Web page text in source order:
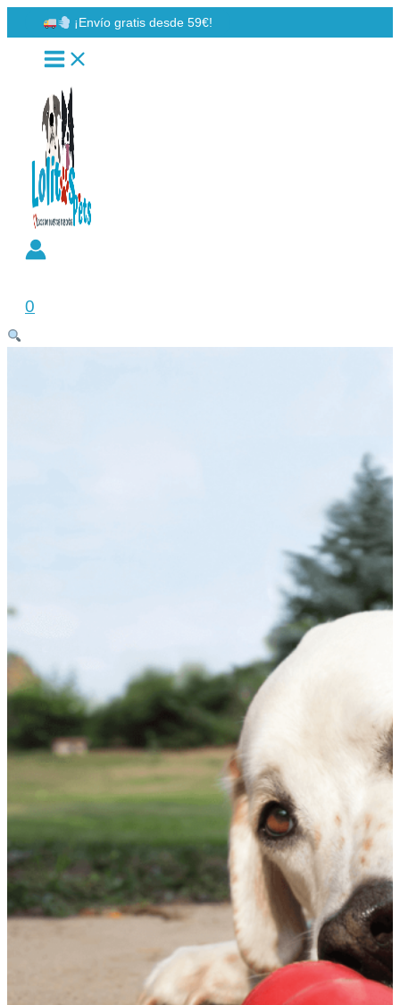
al
contenido
¡Envío gratis desde 59€!
0